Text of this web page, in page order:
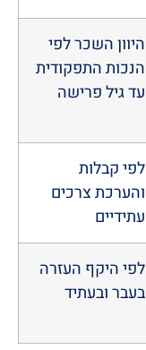
היוון השכר לפי
הנכות התפקודית
עד גיל פרישה
לפי קבלות
והערכת צרכים
עתידיים
לפי היקף העזרה
בעבר ובעתיד